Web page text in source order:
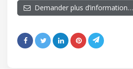
Demander plus d’information…